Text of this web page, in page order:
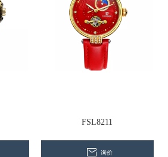
FSL8211
询价